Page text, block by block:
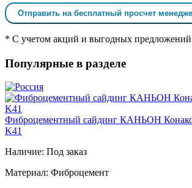
Отправить на бесплатный просчет
* С учетом акций и выгодных предложений
Популярные в разделе
Фиброцементный сайдинг КАНЬОН
K41
Наличие: Под заказ
Материал: Фиброцемент